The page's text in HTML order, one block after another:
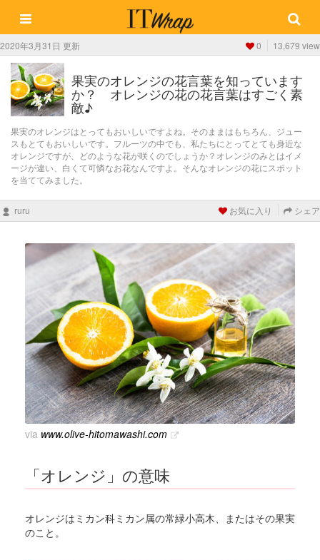
2020年3月31日 更新 0 13,679 view
果実のオレンジの花言葉を知っています
か？ オレンジの花の花言葉はすごく素
敵♪
果実のオレンジはとってもおいしいですよね。そのままはもちろん、ジュー
スもとてもおいしいです。フルーツの中でも、私たちにとってとても身近な
オレンジですが、どのような花が咲くのでしょうか？オレンジのみとはイメ
ージが違い、白くて可憐なお花なんですよ。そんなオレンジの花にスポット
を当ててみました。
ruru お気に入り シェア
via www.olive-hitomawashi.com
「オレンジ」の意味
オレンジはミカン科ミカン属の常緑小高木、またはその果実
のこと。